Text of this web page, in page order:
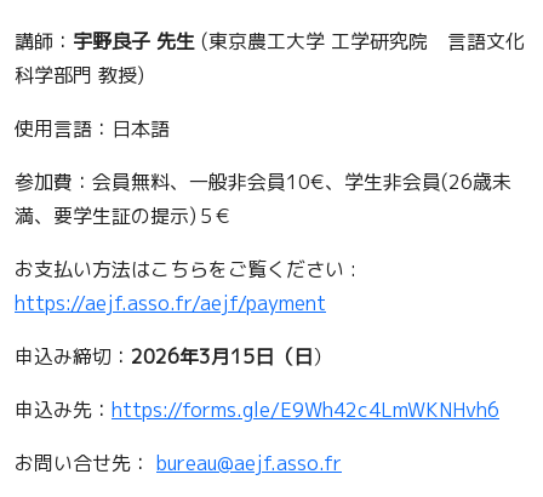
講師： 宇野良子 先生 (東京農工大学 工学研究院 言語文化
科学部門 教授)
使用言語：日本語
参加費：会員無料、一般非会員10€、学生非会員(26歳未
満、要学生証の提示)５€
お支払い方法はこちらをご覧ください :
https://aejf.asso.fr/aejf/payment
申込み締切： 2026年3月15日（日）
申込み先： https://forms.gle/E9Wh42c4LmWKNHvh6
お問い合せ先： bureau@aejf.asso.fr